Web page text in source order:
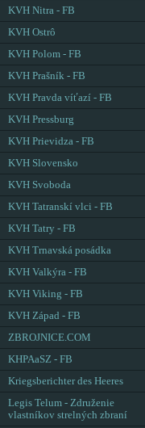
KVH Nitra - FB
KVH Ostrô
KVH Polom - FB
KVH Prašník - FB
KVH Pravda víťazí - FB
KVH Pressburg
KVH Prievidza - FB
KVH Slovensko
KVH Svoboda
KVH Tatranskí vlci - FB
KVH Tatry - FB
KVH Trnavská posádka
KVH Valkýra - FB
KVH Viking - FB
KVH Západ - FB
ZBROJNICE.COM
KHPAaSZ - FB
Kriegsberichter des Heeres
Legis Telum - Združenie
vlastníkov strelných zbraní